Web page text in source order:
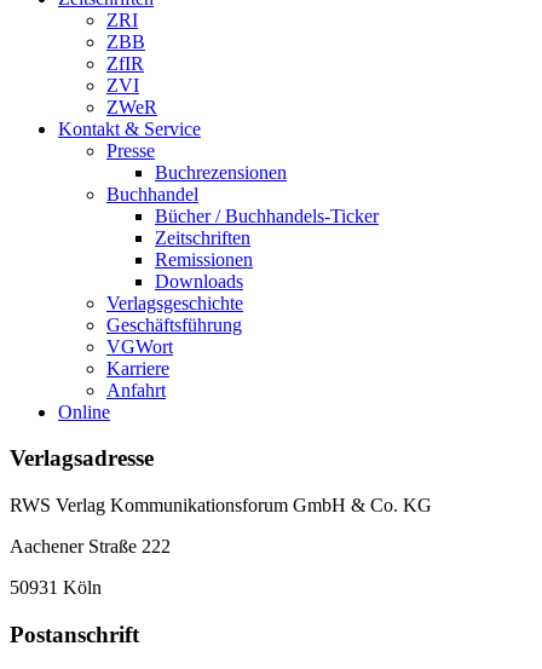
ZRI
ZBB
ZfIR
ZVI
ZWeR
Kontakt & Service
Presse
Buchrezensionen
Buchhandel
Bücher / Buchhandels-Ticker
Zeitschriften
Remissionen
Downloads
Verlagsgeschichte
Geschäftsführung
VGWort
Karriere
Anfahrt
Online
Verlagsadresse
RWS Verlag Kommunikationsforum GmbH & Co. KG
Aachener Straße 222
50931 Köln
Postanschrift